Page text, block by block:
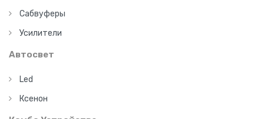
Сабвуферы
Усилители
Автосвет
Led
Ксенон